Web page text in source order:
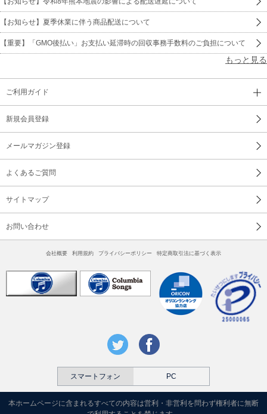
【お知らせ】夏季休業に伴う商品配送について
【重要】「GMO後払い」お支払い延滞時の回収事務手数料のご負担について
もっと見る
ご利用ガイド
新規会員登録
メールマガジン登録
よくあるご質問
サイトマップ
お問い合わせ
会社概要 利用規約 プライバシーポリシー 特定商取引法に基づく表示
スマートフォン PC
本ホームページに含まれるすべての内容は営利・非営利を問わず権利者に無断